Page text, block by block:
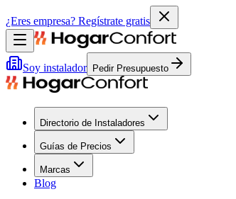
¿Eres empresa? Regístrate gratis
Soy instalador Pedir Presupuesto
Directorio de Instaladores
Guías de Precios
Marcas
Blog